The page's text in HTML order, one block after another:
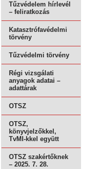
Tűzvédelem hírlevél
– feliratkozás
Katasztrófavédelmi
törvény
Tűzvédelmi törvény
Régi vizsgálati
anyagok adatai –
adattárak
OTSZ
OTSZ,
könyvjelzőkkel,
TvMI-kkel együtt
OTSZ szakértőknek
– 2025. 7. 28.